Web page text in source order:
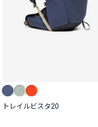
トレイルビスタ20